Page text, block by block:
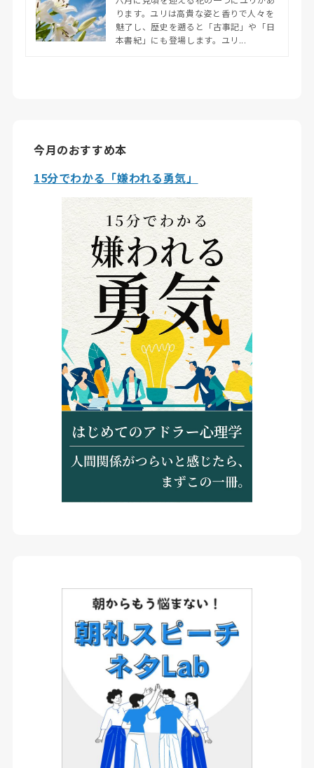
ります。ユリは高貴な姿と香りで人々を
魅了し、歴史を遡ると「古事記」や「日
本書紀」にも登場します。ユリ...
今月のおすすめ本
15分でわかる「嫌われる勇気」